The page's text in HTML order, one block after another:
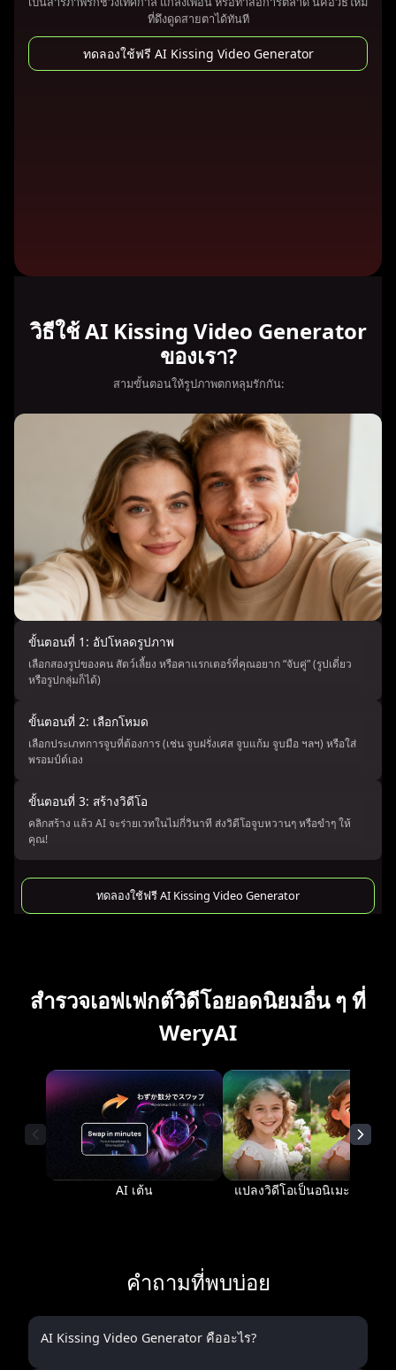
ที่ดึงดูดสายตาได้ทันที
ทดลองใช้ฟรี AI Kissing Video Generator
วิธีใช้ AI Kissing Video Generator
ของเรา?
สามขั้นตอนให้รูปภาพตกหลุมรักกัน:
ขั้นตอนที่ 1: อัปโหลดรูปภาพ
เลือกสองรูปของคน สัตว์เลี้ยง หรือคาแรกเตอร์ที่คุณอยาก “จับคู่” (รูปเดี่ยว
หรือรูปกลุ่มก็ได้)
ขั้นตอนที่ 2: เลือกโหมด
เลือกประเภทการจูบที่ต้องการ (เช่น จูบฝรั่งเศส จูบแก้ม จูบมือ ฯลฯ) หรือใส่
พรอมป์ต์เอง
ขั้นตอนที่ 3: สร้างวิดีโอ
คลิกสร้าง แล้ว AI จะร่ายเวทในไม่กี่วินาที ส่งวิดีโอจูบหวานๆ หรือขำๆ ให้
คุณ!
ทดลองใช้ฟรี AI Kissing Video Generator
สำรวจเอฟเฟกต์วิดีโอยอดนิยมอื่น ๆ ที่
WeryAI
AI เต้น แปลงวิดีโอเป็นอนิเมะด้วย AI
คำถามที่พบบ่อย
AI Kissing Video Generator คืออะไร?